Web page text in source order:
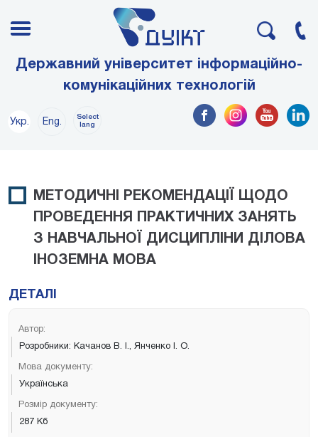
Державний університет інформаційно-
комунікаційних технологій
Укр. Eng.
Select
lang
МЕТОДИЧНІ РЕКОМЕНДАЦІЇ ЩОДО
ПРОВЕДЕННЯ ПРАКТИЧНИХ ЗАНЯТЬ
З НАВЧАЛЬНОЇ ДИСЦИПЛІНИ ДІЛОВА
ІНОЗЕМНА МОВА
ДЕТАЛІ
Автор:
Розробники: Качанов В. І., Янченко І. О.
Мова документу:
Українська
Розмір документу:
287 Кб